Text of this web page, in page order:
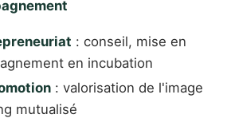
: conseil, mise en
en incubation
: valorisation de l'image
mutualisé